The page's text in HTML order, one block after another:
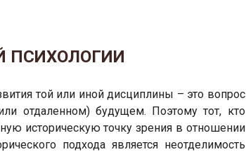
ПСИХОЛОГИИ
той или иной дисциплины – это вопрос
отдаленном) будущем. Поэтому тот, кто
историческую точку зрения в отношении
подхода является неотделимость